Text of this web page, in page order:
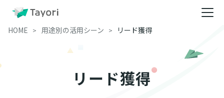
HOME 用途別の活用シーン リード獲得
リード獲得